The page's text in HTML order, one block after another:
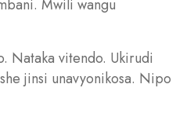
Mwili wangu
Nataka vitendo. Ukirudi
jinsi unavyonikosa. Nipo